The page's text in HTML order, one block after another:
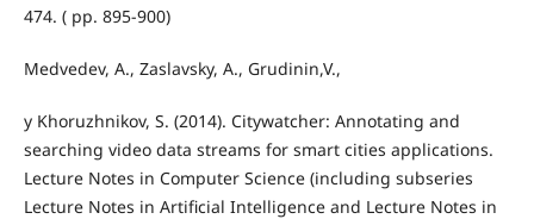
474. ( pp. 895-900)
Medvedev, A., Zaslavsky, A., Grudinin,V.,
y Khoruzhnikov, S. (2014). Citywatcher: Annotating and
searching video data streams for smart cities applications.
Lecture Notes in Computer Science (including subseries
Lecture Notes in Artificial Intelligence and Lecture Notes in